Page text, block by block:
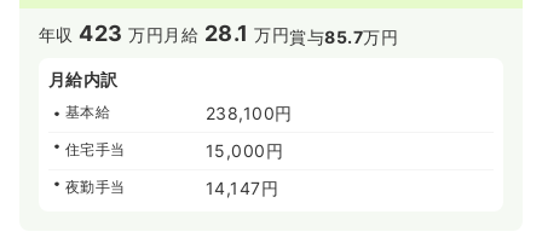
年収423 万円 月給 28.1 万円賞与85.7万円
月給内訳
基本給 238,100円
住宅手当 15,000円
夜勤手当 14,147円